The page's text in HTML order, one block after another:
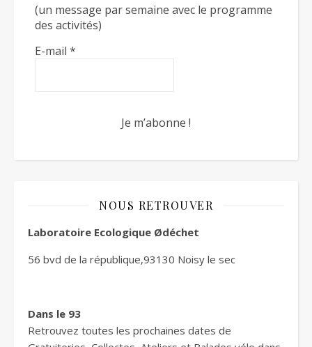
(un message par semaine avec le programme
des activités)
E-mail *
NOUS RETROUVER
Laboratoire Ecologique Ødéchet
56 bvd de la république,93130 Noisy le sec
Dans le 93
Retrouvez toutes les prochaines dates de